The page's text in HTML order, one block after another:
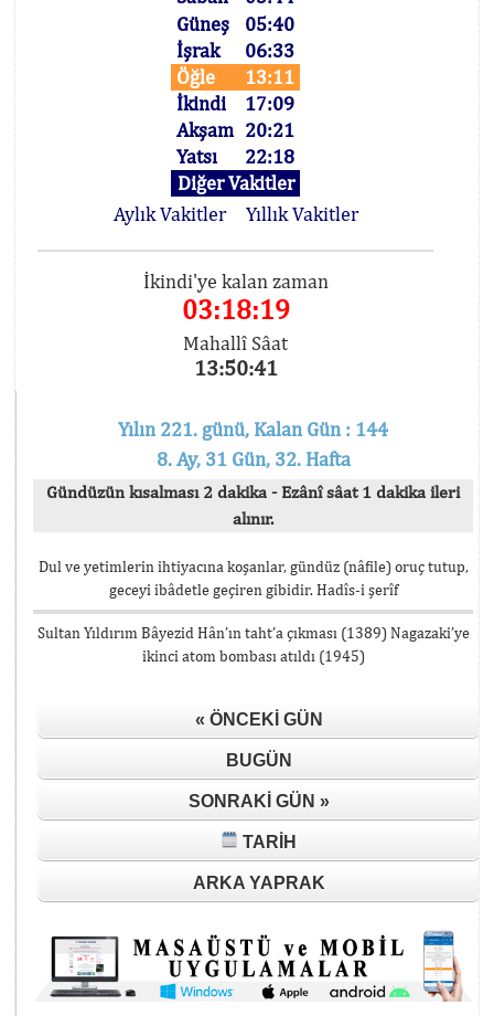
Güneş
05:40
İşrak
06:33
Öğle
13:11
İkindi
17:09
Akşam 20:21
Yatsı
22:18
Diğer Vakitler
Aylık Vakitler
Yıllık Vakitler
İkindi'ye kalan zaman
03:18:19
Mahallî Sâat
13:50:41
Yılın 221. günü, Kalan Gün : 144
8. Ay, 31 Gün, 32. Hafta
Gündüzün kısalması 2 dakika - Ezânî sâat 1 dakika ileri
alınır.
Dul ve yetimlerin ihtiyacına koşanlar, gündüz (nâfile) oruç tutup,
geceyi ibâdetle geçiren gibidir. Hadîs-i şerîf
Sultan Yıldırım Bâyezid Hân’ın taht’a çıkması (1389) Nagazaki’ye
ikinci atom bombası atıldı (1945)
« ÖNCEKI GÜN
BUGÜN
SONRAKI GÜN »
TARIH
ARKA YAPRAK